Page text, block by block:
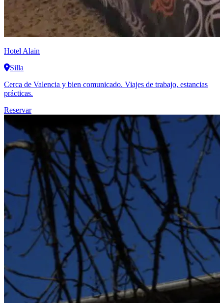
Hotel Alain
Silla
Cerca de Valencia y bien comunicado. Viajes de trabajo, estancias
prácticas.
Reservar